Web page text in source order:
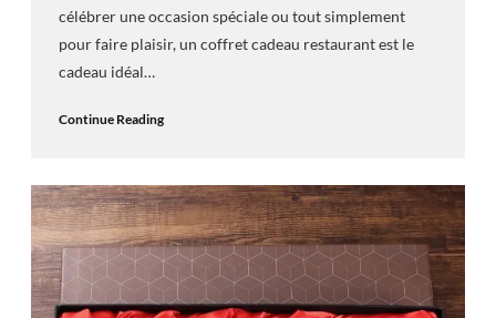
célébrer une occasion spéciale ou tout simplement
pour faire plaisir, un coffret cadeau restaurant est le
cadeau idéal…
Continue Reading